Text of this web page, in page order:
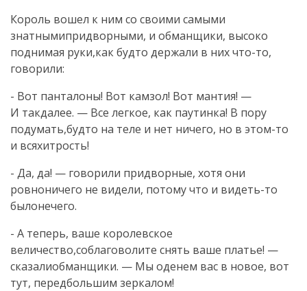
Король вошел к ним со своими самыми
знатнымипридворными, и обманщики, высоко
поднимая руки,как будто держали в них что-то,
говорили:
- Вот панталоны! Вот камзол! Вот мантия! —
И такдалее. — Все легкое, как паутинка! В пору
подумать,будто на теле и нет ничего, но в этом-то
и всяхитрость!
- Да, да! — говорили придворные, хотя они
ровноничего не видели, потому что и видеть-то
былонечего.
- А теперь, ваше королевское
величество,соблаговолите снять ваше платье! —
сказалиобманщики. — Мы оденем вас в новое, вот
тут, передбольшим зеркалом!